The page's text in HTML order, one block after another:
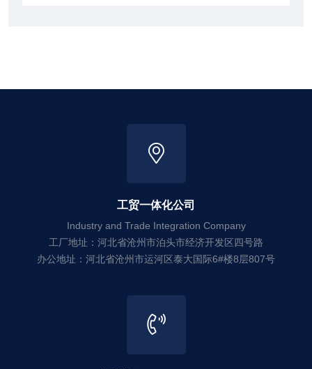
工贸一体化公司
Industry and Trade Integration Company
工厂地址：河北省沧州市泊头市经济开发区四号路
办公地址：河北省沧州市运河区泰大国际6#楼8层807号